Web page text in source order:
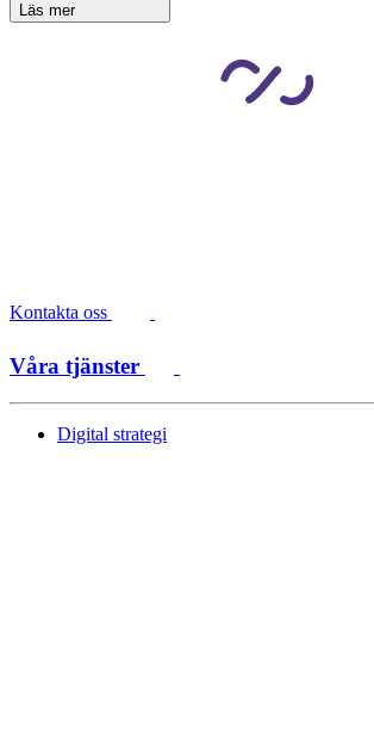
Läs mer
Kontakta oss
Våra tjänster
Digital strategi